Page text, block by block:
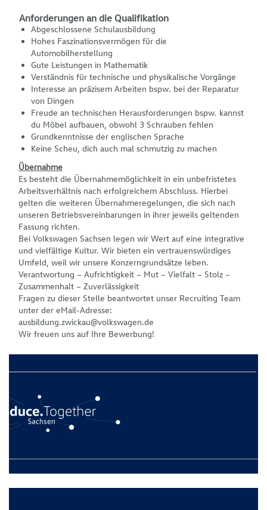
Anforderungen an die Qualifikation
Abgeschlossene Schulausbildung
Hohes Faszinationsvermögen für die
Automobilherstellung
Gute Leistungen in Mathematik
Verständnis für technische und physikalische Vorgänge
Interesse an präzisem Arbeiten bspw. bei der Reparatur
von Dingen
Freude an technischen Herausforderungen bspw. kannst
du Möbel aufbauen, obwohl 3 Schrauben fehlen
Grundkenntnisse der englischen Sprache
Keine Scheu, dich auch mal schmutzig zu machen
Übernahme
Es besteht die Übernahmemöglichkeit in ein unbefristetes
Arbeitsverhältnis nach erfolgreichem Abschluss. Hierbei
gelten die weiteren Übernahmeregelungen, die sich nach
unseren Betriebsvereinbarungen in ihrer jeweils geltenden
Fassung richten.
Bei Volkswagen Sachsen legen wir Wert auf eine integrative
und vielfältige Kultur. Wir bieten ein vertrauenswürdiges
Umfeld, weil wir unsere Konzerngrundsätze leben.​
Verantwortung – Aufrichtigkeit – Mut – Vielfalt – Stolz –
Zusammenhalt – Zuverlässigkeit
Fragen zu dieser Stelle beantwortet unser Recruiting Team
unter der eMail-Adresse:
ausbildung.zwickau@volkswagen.de
Wir freuen uns auf Ihre Bewerbung!